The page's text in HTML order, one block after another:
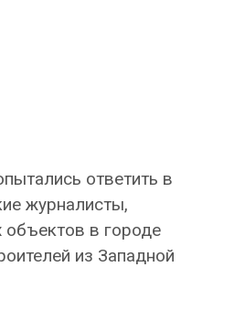
ответить в
журналисты,
в городе
из Западной